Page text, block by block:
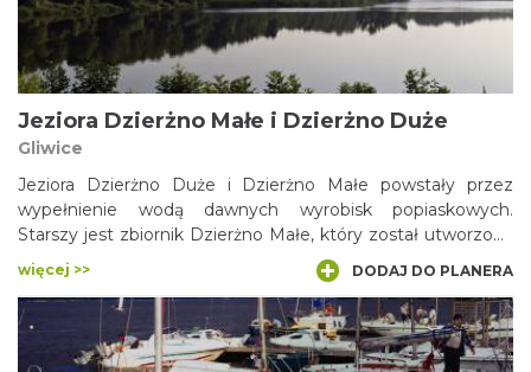
Rybnicki jest zasilany przez strugi ciepłej wody. Ten
popularny akwen przyciąga wędkarzy oraz miłośników
sportów wodnych.
Jeziora Dzierżno Małe i Dzierżno Duże
Gliwice
Jeziora Dzierżno Duże i Dzierżno Małe powstały przez
wypełnienie wodą dawnych wyrobisk popiaskowych.
Starszy jest zbiornik Dzierżno Małe, który został utworzony
w 1938 r., położony w rejonie ujścia rzeki Dramy do Kanału
Gliwickiego. Leżące nieopodal Dzierżno Duże (Zbiornik
Rzeczycki) powstało natomiast w 1964 r. Nazwy obydwu
zbiorników pochodzą od dzielnicy Pyskowic o nazwie
Dzierżno. Funkcję ośrodka rekreacyjnego pełni przede
więcej >> DODAJ DO PLANERA